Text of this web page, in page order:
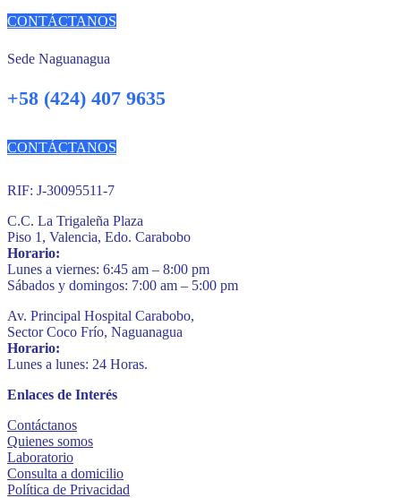
CONTÁCTANOS
Sede Naguanagua
+58 (424) 407 9635
CONTÁCTANOS
RIF: J-30095511-7
C.C. La Trigaleña Plaza
Piso 1, Valencia, Edo. Carabobo
Horario:
Lunes a viernes: 6:45 am – 8:00 pm
Sábados y domingos: 7:00 am – 5:00 pm
Av. Principal Hospital Carabobo,
Sector Coco Frío, Naguanagua
Horario:
Lunes a lunes: 24 Horas.
Enlaces de Interés
Contáctanos
Quienes somos
Laboratorio
Consulta a domicilio
Política de Privacidad